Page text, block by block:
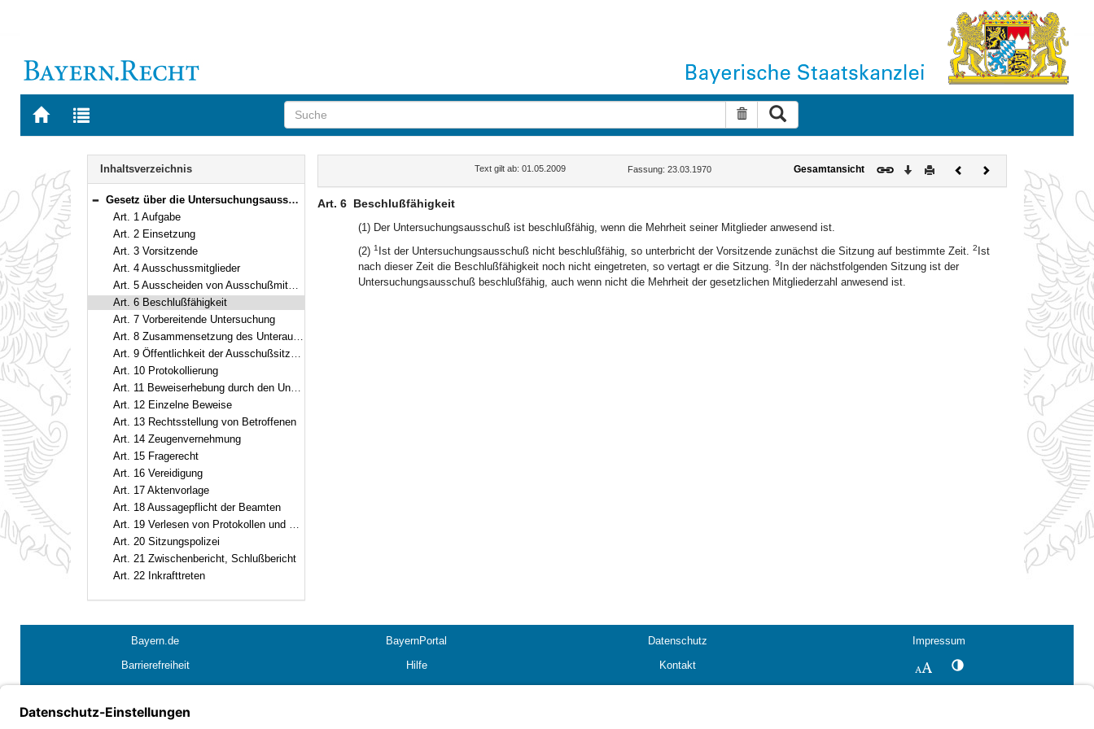
Zur
BAYERN.RECHT
Zur
letzten
Suche zurücksetzen
Navigation
Inhaltsverzeichnis
Bereich reduzieren
Gesetz über die Untersuchungsausschüsse des Bayerischen Landtags Vom 23.3.1970 (BayRS II S. 65) BayRS 1100-4-I (Art. 1–22)
Art. 1 Aufgabe
Art. 2 Einsetzung
Art. 3 Vorsitzende
Art. 4 Ausschussmitglieder
Art. 5 Ausscheiden von Ausschußmitgliedern
Art. 6 Beschlußfähigkeit
Art. 7 Vorbereitende Untersuchung
Art. 8 Zusammensetzung des Unterausschusses
Art. 9 Öffentlichkeit der Ausschußsitzungen
Art. 10 Protokollierung
Art. 11 Beweiserhebung durch den Untersuchungsausschuß oder ersuchte Behörden
Art. 12 Einzelne Beweise
Art. 13 Rechtsstellung von Betroffenen
Art. 14 Zeugenvernehmung
Art. 15 Fragerecht
Art. 16 Vereidigung
Art. 17 Aktenvorlage
Art. 18 Aussagepflicht der Beamten
Art. 19 Verlesen von Protokollen und Schriftstücken
Art. 20 Sitzungspolizei
Art. 21 Zwischenbericht, Schlußbericht
Art. 22 Inkrafttreten
Text gilt ab: 01.05.2009 Fassung: 23.03.1970 Gesamtansicht Download
DruckenVorherigesNächstes
Dokument
Art. 6 Beschlußfähigkeit
(1) Der Untersuchungsausschuß ist beschlußfähig, wenn die Mehrheit seiner Mitglieder anwesend ist.
(2) 1 Ist der Untersuchungsausschuß nicht beschlußfähig, so unterbricht der Vorsitzende zunächst die Sitzung auf bestimmte Zeit. 2 Ist
nach dieser Zeit die Beschlußfähigkeit noch nicht eingetreten, so vertagt er die Sitzung. 3 In der nächstfolgenden Sitzung ist der
Untersuchungsausschuß beschlußfähig, auch wenn nicht die Mehrheit der gesetzlichen Mitgliederzahl anwesend ist.
Bayern.de BayernPortal Datenschutz
Impressum
Barrierefreiheit
Hilfe Kontakt SchriftgrößeKontrastwechsel